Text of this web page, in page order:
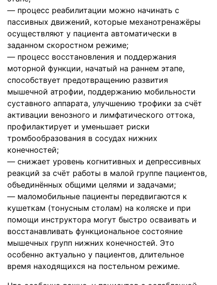
— процесс реабилитации можно начинать с
пассивных движений, которые механотренажёры
осуществляют у пациента автоматически в
заданном скоростном режиме;
— процесс восстановления и поддержания
моторной функции, начатый на раннем этапе,
способствует предотвращению развития
мышечной атрофии, поддержанию мобильности
суставного аппарата, улучшению трофики за счёт
активации венозного и лимфатического оттока,
профилактирует и уменьшает риски
тромбообразования в сосудах нижних
конечностей;
— снижает уровень когнитивных и депрессивных
реакций за счёт работы в малой группе пациентов,
объединённых общими целями и задачами;
— маломобильные пациенты передвигаются к
кушеткам (тонусным столам) на коляске и при
помощи инструктора могут быстро осваивать и
восстанавливать функциональное состояние
мышечных групп нижних конечностей. Это
особенно актуально у пациентов, длительное
время находящихся на постельном режиме.